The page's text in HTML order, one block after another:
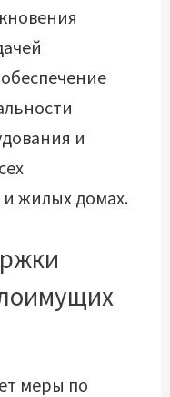
и
жилых домах.
меры по